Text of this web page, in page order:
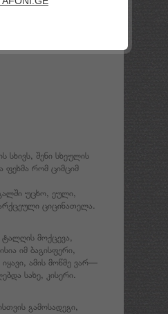
ბილიკს მომავლის
სხივს, შენი სხეულის
ფეხმა რომ ციმციმ
უცხო, ეული,
ციცინათელა.
ტალღის მოქცევა,
იმ ბაგისფერი,
ამის მოწმე ვარ—
სახე, კისერი.
გამოსადეგი,